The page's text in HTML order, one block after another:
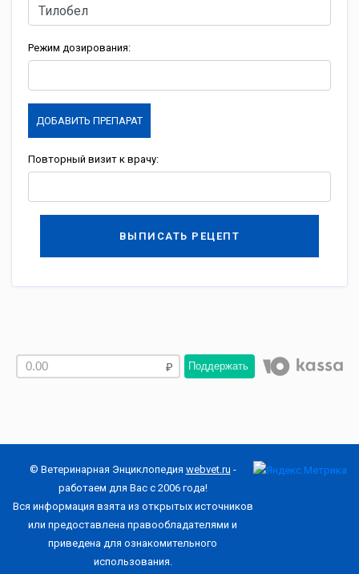
Режим дозирования:
ДОБАВИТЬ ПРЕПАРАТ
Повторный визит к врачу:
ВЫПИСАТЬ РЕЦЕПТ
Поддержать
© Ветеринарная Энциклопедия webvet.ru -
работаем для Вас с 2006 года!
Вся информация взята из открытых источников
или предоставлена правообладателями и
приведена для ознакомительного
использования.